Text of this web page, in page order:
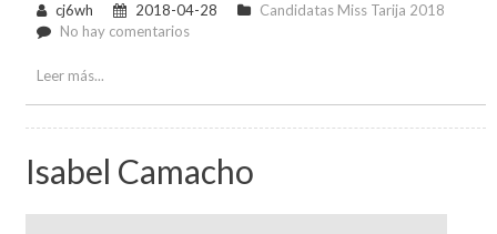
cj6wh 2018-04-28
Candidatas Miss Tarija 2018
No hay comentariosen
Leer más...
Isabel Camacho